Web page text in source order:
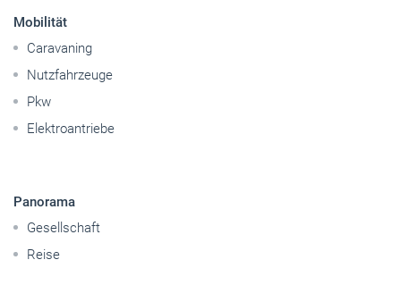
Mobilität
Caravaning
Nutzfahrzeuge
Pkw
Elektroantriebe
Panorama
Gesellschaft
Reise